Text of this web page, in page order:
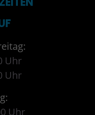
Uhr
Uhr
Uhr